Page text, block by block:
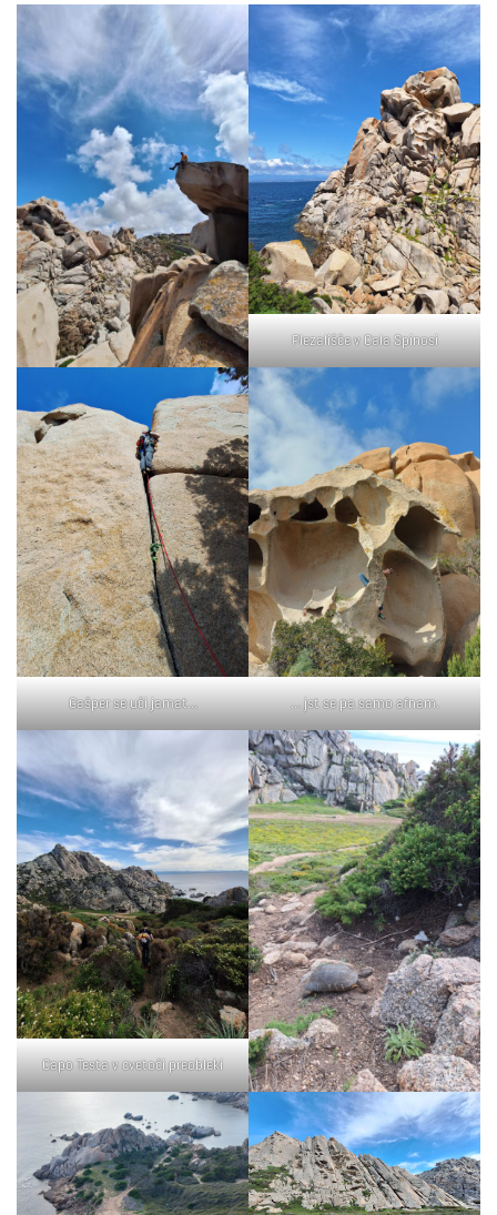
t
i
o
n
Plezališče v Cala Spinosi
Gašper se uči jamat… … jst se pa samo afnam.
Capo Testa v cvetoči preobleki